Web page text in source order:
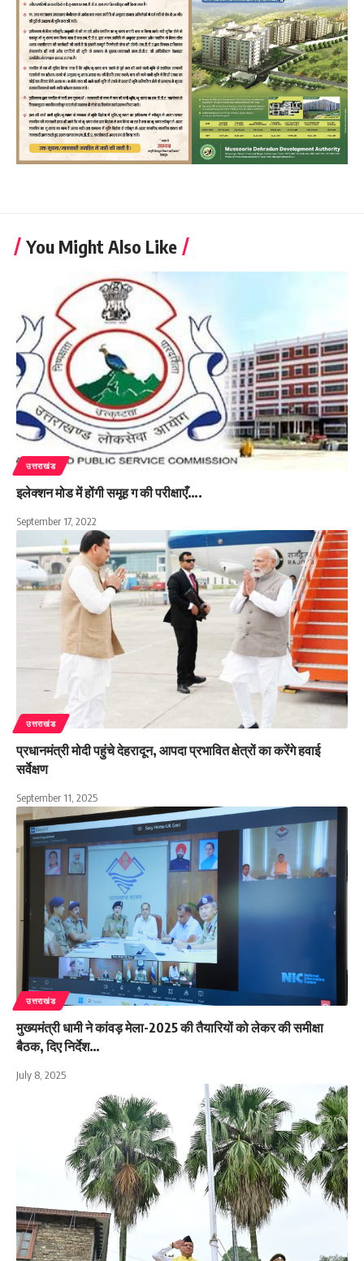
You Might Also Like
उत्तराखंड
इलेक्शन मोड में होंगी समूह ग की परीक्षाएँ….
September 17, 2022
उत्तराखंड
प्रधानमंत्री मोदी पहुंचे देहरादून, आपदा प्रभावित क्षेत्रों का करेंगे हवाई
सर्वेक्षण
September 11, 2025
उत्तराखंड
मुख्यमंत्री धामी ने कांवड़ मेला-2025 की तैयारियों को लेकर की समीक्षा
बैठक, दिए निर्देश…
July 8, 2025